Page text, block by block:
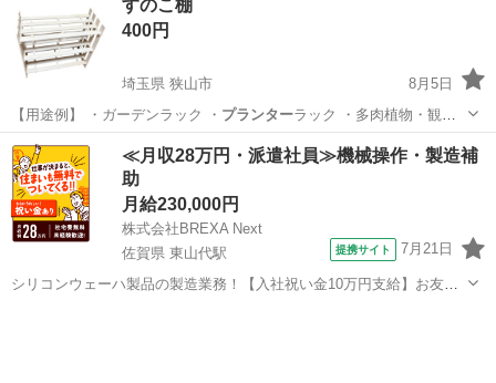
すのこ棚
400円
埼玉県 狭山市
8月5日
【用途例】 ・ガーデンラック ・ プランターラック ・多肉植物・観葉
植物のディス…
埼玉 狭山市 収納家具
≪月収28万円・派遣社員≫機械操作・製造補
助
月給230,000円
株式会社BREXA Next
佐賀県 東山代駅
提携サイト 7月21日
シリコンウェーハ製品の製造業務！【入社祝い金10万円支給】お友達